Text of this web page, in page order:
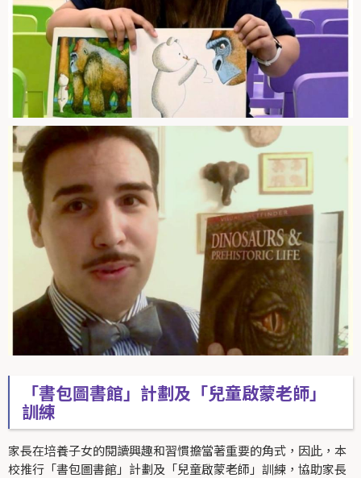
「書包圖書館」計劃及「兒童啟蒙老師」
訓練
家長在培養子女的閱讀興趣和習慣擔當著重要的角式，因此，本
校推行「書包圖書館」計劃及「兒童啟蒙老師」訓練，協助家長